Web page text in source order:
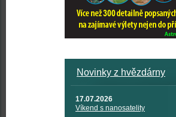
Novinky z hvězdárny
17.07.2026
Víkend s nanosatelity